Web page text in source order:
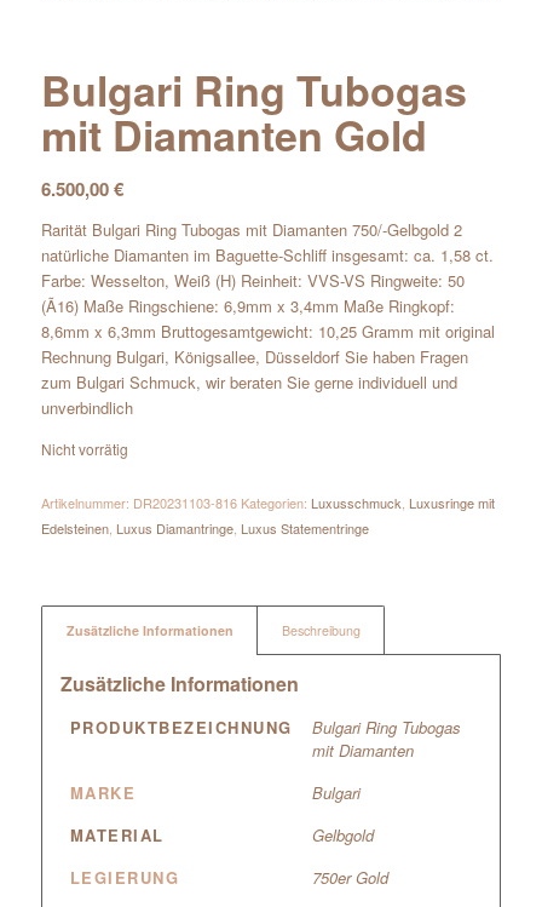
Bulgari Ring Tubogas
mit Diamanten Gold
6.500,00€
Rarität Bulgari Ring Tubogas mit Diamanten 750/-Gelbgold 2
natürliche Diamanten im Baguette-Schliff insgesamt: ca. 1,58 ct.
Farbe: Wesselton, Weiß (H) Reinheit: VVS-VS Ringweite: 50
(Ã16) Maße Ringschiene: 6,9mm x 3,4mm Maße Ringkopf:
8,6mm x 6,3mm Bruttogesamtgewicht: 10,25 Gramm mit original
Rechnung Bulgari, Königsallee, Düsseldorf Sie haben Fragen
zum Bulgari Schmuck, wir beraten Sie gerne individuell und
unverbindlich
Nicht vorrätig
Artikelnummer: DR20231103-816 Kategorien: Luxusschmuck, Luxusringe mit
Edelsteinen, Luxus Diamantringe, Luxus Statementringe
Zusätzliche Informationen Beschreibung
Zusätzliche Informationen
PRODUKTBEZEICHNUNG
Bulgari Ring Tubogas
mit Diamanten
MARKE
Bulgari
MATERIAL
Gelbgold
LEGIERUNG
750er Gold